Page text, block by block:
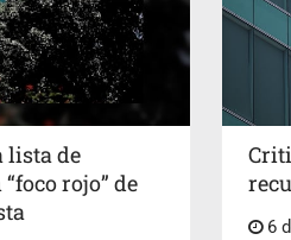
lista de
rojo” de
6